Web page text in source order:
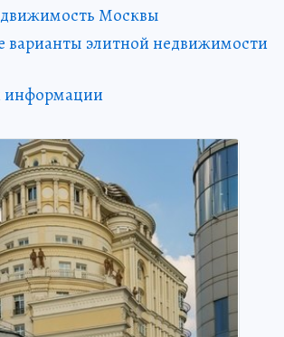
Москвы
варианты элитной недвижимости
информации